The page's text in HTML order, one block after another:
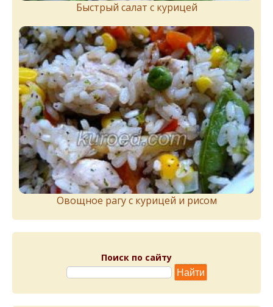
Быстрый салат с курицей
Овощное рагу с курицей и рисом
Поиск по сайту